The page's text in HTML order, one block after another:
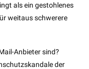
als ein gestohlenes
weitaus schwerere
Anbieter sind?
der